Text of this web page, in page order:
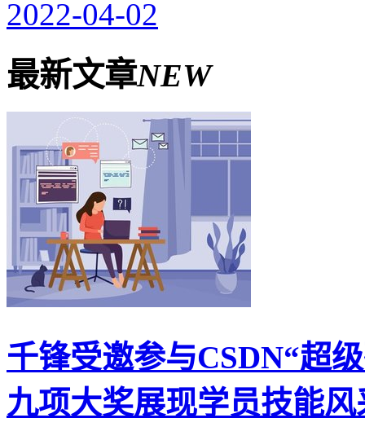
2022-04-02
最新文章NEW
千锋受邀参与CSDN“超
九项大奖展现学员技能风